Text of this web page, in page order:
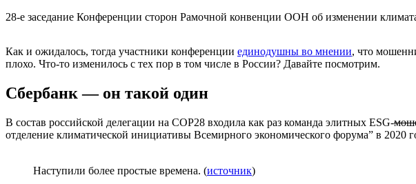
28-е заседание Конференции сторон Рамочной конвенции ООН об изменении
Как и ожидалось, тогда участники конференции единодушны во мнении, что
плохо. Что-то изменилось с тех пор в том числе в России? Давайте посмотрим.
Сбербанк — он такой один
В состав российской делегации на COP28 входила как раз команда элитных ESG-
отделение климатической инициативы Всемирного экономического форума” в 2020
Наступили более простые времена. (источник)